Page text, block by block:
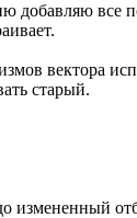
все
вектора
старый.
измененный